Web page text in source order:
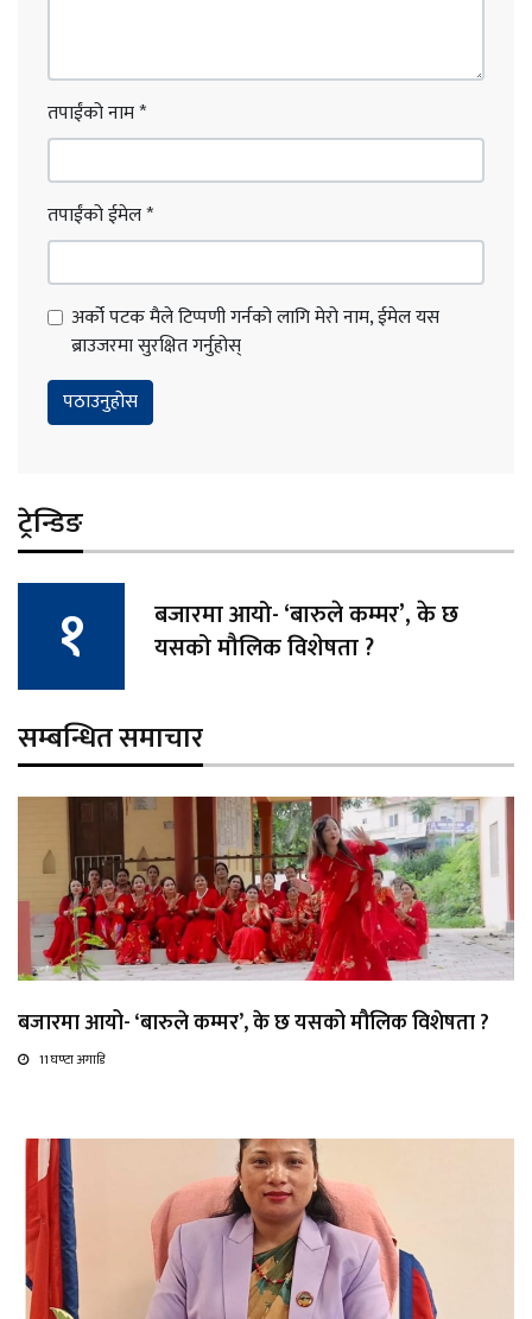
तपाईंको नाम*
तपाईंको ईमेल*
अर्को पटक मैले टिप्पणी गर्नको लागि मेरो नाम, ईमेल यस
ब्राउजरमा सुरक्षित गर्नुहोस्
ट्रेन्डिङ
बजारमा आयो- ‘बारुले कम्मर’, के छ
यसको मौलिक विशेषता ?
सम्बन्धित समाचार
बजारमा आयो- ‘बारुले कम्मर’, के छ यसको मौलिक विशेषता ?
11 घण्टा अगाडि